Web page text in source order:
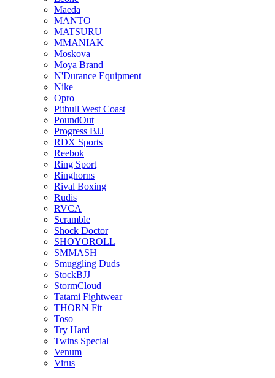
Maeda
MANTO
MATSURU
MMANIAK
Moskova
Moya Brand
N'Durance Equipment
Nike
Opro
Pitbull West Coast
PoundOut
Progress BJJ
RDX Sports
Reebok
Ring Sport
Ringhorns
Rival Boxing
Rudis
RVCA
Scramble
Shock Doctor
SHOYOROLL
SMMASH
Smuggling Duds
StockBJJ
StormCloud
Tatami Fightwear
THORN Fit
Toso
Try Hard
Twins Special
Venum
Virus